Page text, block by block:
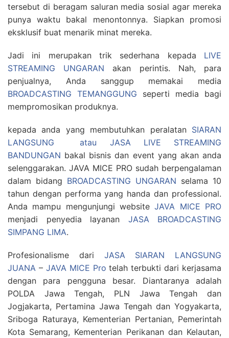
tersebut di beragam saluran media sosial agar mereka
punya waktu bakal menontonnya. Siapkan promosi
eksklusif buat menarik minat mereka.
Jadi ini merupakan trik sederhana kepada LIVE
STREAMING UNGARAN akan perintis. Nah, para
penjualnya, Anda sanggup memakai media
BROADCASTING TEMANGGUNG seperti media bagi
mempromosikan produknya.
kepada anda yang membutuhkan peralatan SIARAN
LANGSUNG atau JASA LIVE STREAMING
BANDUNGAN bakal bisnis dan event yang akan anda
selenggarakan. JAVA MICE PRO sudah berpengalaman
dalam bidang BROADCASTING UNGARAN selama 10
tahun dengan performa yang handa dan professional.
Anda mampu mengunjungi websiteJAVA MICE PRO
menjadi penyedia layanan JASA BROADCASTING
SIMPANG LIMA.
Profesionalisme dari JASA SIARAN LANGSUNG
JUANA – JAVA MICE Pro telah terbukti dari kerjasama
dengan para pengguna besar. Diantaranya adalah
POLDA Jawa Tengah, PLN Jawa Tengah dan
Jogjakarta, Pertamina Jawa Tengah dan Yogyakarta,
Sriboga Raturaya, Kementerian Pertanian, Pemerintah
Kota Semarang, Kementerian Perikanan dan Kelautan,